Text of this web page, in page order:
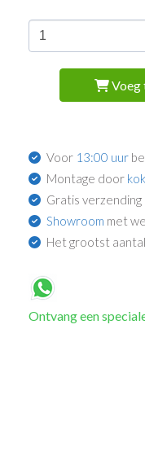
Voeg
Voor 13:00 uur
Montage door
Gratis verzending
Showroom met
Het grootst aantal
Ontvang een